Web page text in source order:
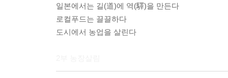
일본에서는 길(道)에 역(驛)을 만든다
로컬푸드는 끌끌하다
도시에서 농업을 살린다